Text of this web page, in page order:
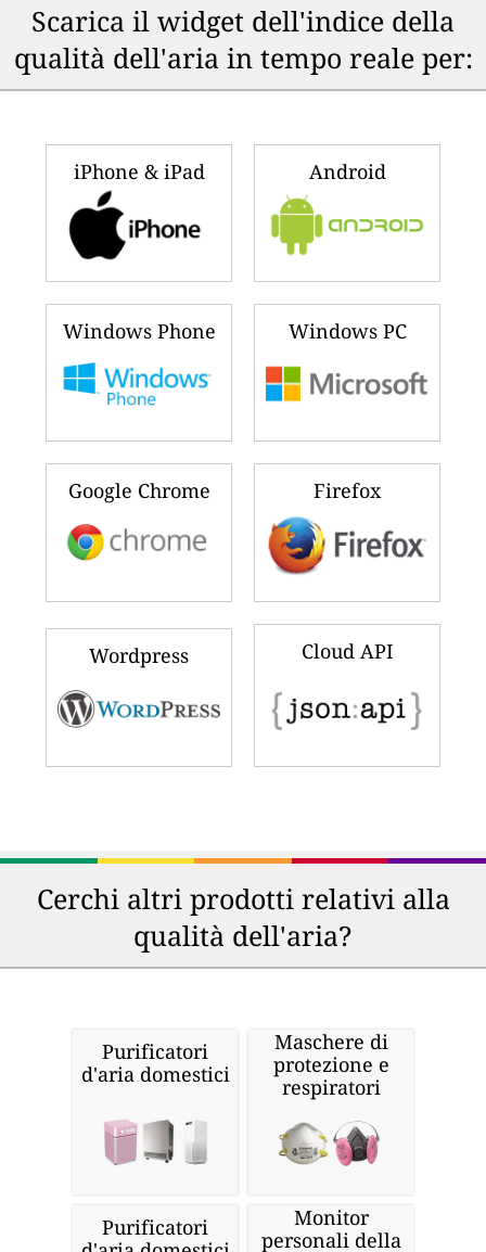
Scarica il widget dell'indice della
qualità dell'aria in tempo reale per:
iPhone & iPad Android
Windows Phone Windows PC
Google Chrome Firefox
Wordpress Cloud API
Cerchi altri prodotti relativi alla
qualità dell'aria?
Purificatori
d'aria domestici
Maschere di
protezione e
respiratori
Purificatori
Monitor
personali della